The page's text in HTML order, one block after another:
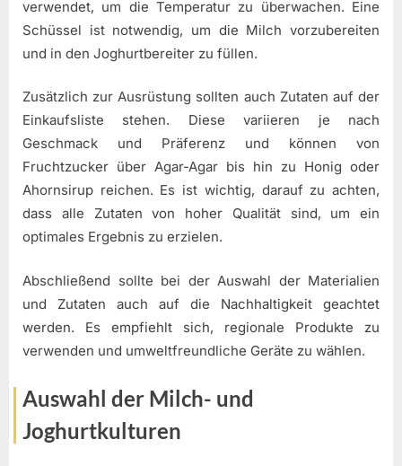
verwendet, um die Temperatur zu überwachen. Eine
Schüssel ist notwendig, um die Milch vorzubereiten
und in den Joghurtbereiter zu füllen.
Zusätzlich zur Ausrüstung sollten auch Zutaten auf der
Einkaufsliste stehen. Diese variieren je nach
Geschmack und Präferenz und können von
Fruchtzucker über Agar-Agar bis hin zu Honig oder
Ahornsirup reichen. Es ist wichtig, darauf zu achten,
dass alle Zutaten von hoher Qualität sind, um ein
optimales Ergebnis zu erzielen.
Abschließend sollte bei der Auswahl der Materialien
und Zutaten auch auf die Nachhaltigkeit geachtet
werden. Es empfiehlt sich, regionale Produkte zu
verwenden und umweltfreundliche Geräte zu wählen.
Auswahl der Milch- und
Joghurtkulturen